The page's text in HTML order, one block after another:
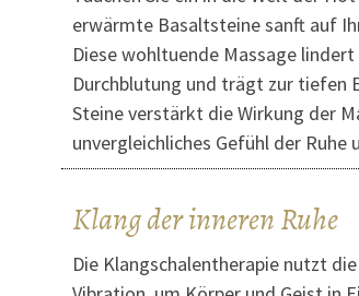
erwärmte Basaltsteine sanft auf
Diese wohltuende Massage
Durchblutung und trägt zur tiefen
Steine verstärkt die Wirkung der
unvergleichliches Gefühl der Ruhe
Klang der inneren Ruhe
Die Klangschalentherapie nutzt